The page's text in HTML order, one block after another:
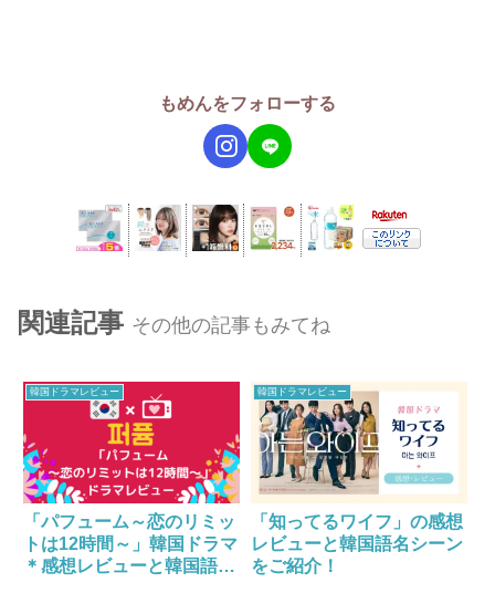
もめんをフォローする
関連記事 その他の記事もみてね
韓国ドラマレビュー
「パフューム～恋のリミッ
トは12時間～」韓国ドラマ
＊感想レビューと韓国語名
韓国ドラマレビュー
「知ってるワイフ」の感想
レビューと韓国語名シーン
をご紹介！